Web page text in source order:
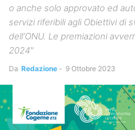
o anche solo approvato ed
servizi riferibili agli Obiettivi di
dell’ONU. Le premiazioni
2024"
Da Redazione - 9 Ottobre 2023